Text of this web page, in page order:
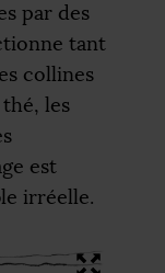
par des
tant
collines
les
est
irréelle.